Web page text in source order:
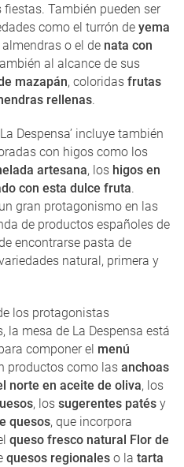
También pueden ser
como el turrón de yema
o el de nata con
al alcance de sus
mazapán, coloridas frutas
rellenas.
Despensa’ incluye también
con higos como los
artesana, los higos en
con esta dulce fruta.
gran protagonismo en las
de productos españoles de
encontrarse pasta de
natural, primera y
los protagonistas
la mesa de La Despensa está
componer el menú
productos como las anchoas
norte en aceite de oliva, los
, los sugerentes patés y
quesos, que incorpora
queso fresco natural Flor de
quesos regionales o la tarta